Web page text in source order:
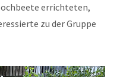
errichteten,
zu der Gruppe